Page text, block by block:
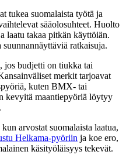
tukea suomalaista työtä ja
sääolosuhteet. Huolto
laatu takaa pitkän käyttöiän.
ratkaisuja.
jos budjetti on tiukka tai
merkit tarjoavat
kuten BMX- tai
kevyitä maantiepyöriä löytyy
arvostat suomalaista laatua,
Helkama-pyöriin ja koe ero,
käsityöläisyys tekevät.